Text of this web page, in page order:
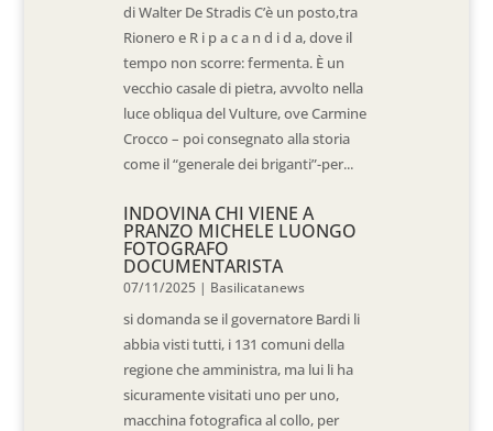
di Walter De Stradis C’è un posto,tra
Rionero e R i p a c a n d i d a, dove il
tempo non scorre: fermenta. È un
vecchio casale di pietra, avvolto nella
luce obliqua del Vulture, ove Carmine
Crocco – poi consegnato alla storia
come il “generale dei briganti”-per...
INDOVINA CHI VIENE A
PRANZO MICHELE LUONGO
FOTOGRAFO
DOCUMENTARISTA
07/11/2025 | Basilicatanews
si domanda se il governatore Bardi li
abbia visti tutti, i 131 comuni della
regione che amministra, ma lui li ha
sicuramente visitati uno per uno,
macchina fotografica al collo, per